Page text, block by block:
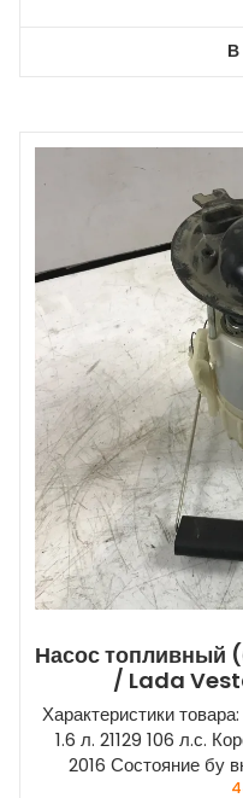
В
Насос топливный
/ Lada
Характеристики товара:
1.6 л. 21129 106 л.с.
2016 Состояние